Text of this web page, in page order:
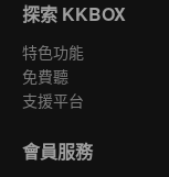
探索 KKBOX
特色功能
免費聽
支援平台
會員服務